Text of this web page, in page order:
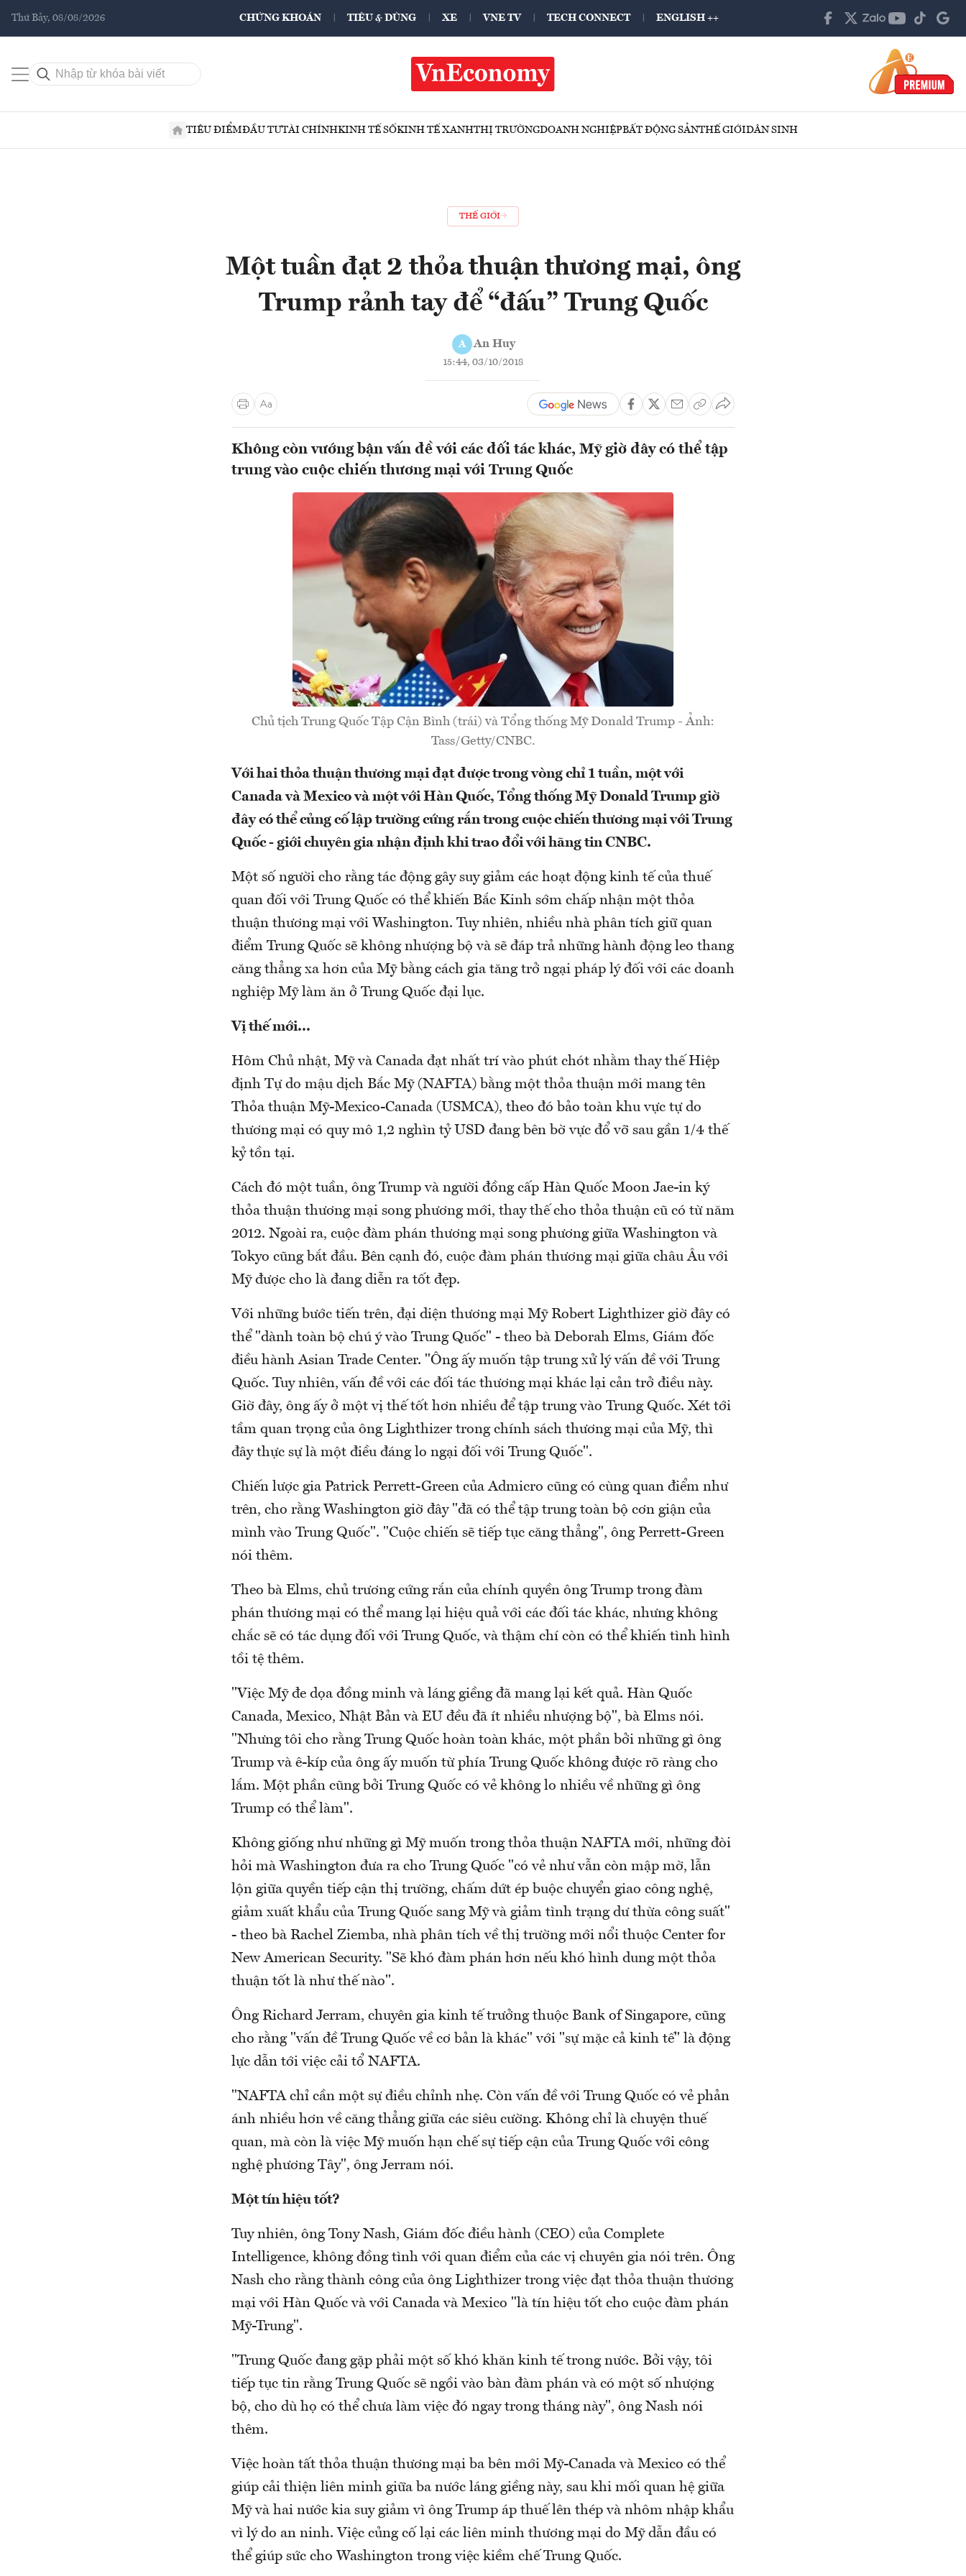
Thứ Bảy, 08/08/2026 CHỨNG KHOÁN TIÊU & DÙNG XE VNE TV TECH CONNECT ENGLISH ++
TIÊU ĐIỂMĐẦU TƯTÀI CHÍNHKINH TẾ SỐKINH TẾ XANHTHỊ TRƯỜNGDOANH NGHIỆPBẤT ĐỘNG SẢNTHẾ GIỚIDÂN SINH
THẾ GIỚI
Một tuần đạt 2 thỏa thuận thương mại, ông
Trump rảnh tay để “đấu” Trung Quốc
A An Huy
15:44, 03/10/2018
Không còn vướng bận vấn đề với các đối tác khác, Mỹ giờ đây có thể tập
trung vào cuộc chiến thương mại với Trung Quốc
Chủ tịch Trung Quốc Tập Cận Bình (trái) và Tổng thống Mỹ Donald Trump - Ảnh:
Tass/Getty/CNBC.
Với hai thỏa thuận thương mại đạt được trong vòng chỉ 1 tuần, một với
Canada và Mexico và một với Hàn Quốc, Tổng thống Mỹ Donald Trump giờ
đây có thể củng cố lập trường cứng rắn trong cuộc chiến thương mại với Trung
Quốc - giới chuyên gia nhận định khi trao đổi với hãng tin CNBC.
Một số người cho rằng tác động gây suy giảm các hoạt động kinh tế của thuế
quan đối với Trung Quốc có thể khiến Bắc Kinh sớm chấp nhận một thỏa
thuận thương mại với Washington. Tuy nhiên, nhiều nhà phân tích giữ quan
điểm Trung Quốc sẽ không nhượng bộ và sẽ đáp trả những hành động leo thang
căng thẳng xa hơn của Mỹ bằng cách gia tăng trở ngại pháp lý đối với các doanh
nghiệp Mỹ làm ăn ở Trung Quốc đại lục.
Vị thế mới...
Hôm Chủ nhật, Mỹ và Canada đạt nhất trí vào phút chót nhằm thay thế Hiệp
định Tự do mậu dịch Bắc Mỹ (NAFTA) bằng một thỏa thuận mới mang tên
Thỏa thuận Mỹ-Mexico-Canada (USMCA), theo đó bảo toàn khu vực tự do
thương mại có quy mô 1,2 nghìn tỷ USD đang bên bờ vực đổ vỡ sau gần 1/4 thế
kỷ tồn tại.
Cách đó một tuần, ông Trump và người đồng cấp Hàn Quốc Moon Jae-in ký
thỏa thuận thương mại song phương mới, thay thế cho thỏa thuận cũ có từ năm
2012. Ngoài ra, cuộc đàm phán thương mại song phương giữa Washington và
Tokyo cũng bắt đầu. Bên cạnh đó, cuộc đàm phán thương mại giữa châu Âu với
Mỹ được cho là đang diễn ra tốt đẹp.
Với những bước tiến trên, đại diện thương mại Mỹ Robert Lighthizer giờ đây có
thể "dành toàn bộ chú ý vào Trung Quốc" - theo bà Deborah Elms, Giám đốc
điều hành Asian Trade Center. "Ông ấy muốn tập trung xử lý vấn đề với Trung
Quốc. Tuy nhiên, vấn đề với các đối tác thương mại khác lại cản trở điều này.
Giờ đây, ông ấy ở một vị thế tốt hơn nhiều để tập trung vào Trung Quốc. Xét tới
tầm quan trọng của ông Lighthizer trong chính sách thương mại của Mỹ, thì
đây thực sự là một điều đáng lo ngại đối với Trung Quốc".
Chiến lược gia Patrick Perrett-Green của Admicro cũng có cùng quan điểm như
trên, cho rằng Washington giờ đây "đã có thể tập trung toàn bộ cơn giận của
mình vào Trung Quốc". "Cuộc chiến sẽ tiếp tục căng thẳng", ông Perrett-Green
nói thêm.
Theo bà Elms, chủ trương cứng rắn của chính quyền ông Trump trong đàm
phán thương mại có thể mang lại hiệu quả với các đối tác khác, nhưng không
chắc sẽ có tác dụng đối với Trung Quốc, và thậm chí còn có thể khiến tình hình
tồi tệ thêm.
"Việc Mỹ đe dọa đồng minh và láng giềng đã mang lại kết quả. Hàn Quốc
Canada, Mexico, Nhật Bản và EU đều đã ít nhiều nhượng bộ", bà Elms nói.
"Nhưng tôi cho rằng Trung Quốc hoàn toàn khác, một phần bởi những gì ông
Trump và ê-kíp của ông ấy muốn từ phía Trung Quốc không được rõ ràng cho
lắm. Một phần cũng bởi Trung Quốc có vẻ không lo nhiều về những gì ông
Trump có thể làm".
Không giống như những gì Mỹ muốn trong thỏa thuận NAFTA mới, những đòi
hỏi mà Washington đưa ra cho Trung Quốc "có vẻ như vẫn còn mập mờ, lẫn
lộn giữa quyền tiếp cận thị trường, chấm dứt ép buộc chuyển giao công nghệ,
giảm xuất khẩu của Trung Quốc sang Mỹ và giảm tình trạng dư thừa công suất"
- theo bà Rachel Ziemba, nhà phân tích về thị trường mới nổi thuộc Center for
New American Security. "Sẽ khó đàm phán hơn nếu khó hình dung một thỏa
thuận tốt là như thế nào".
Ông Richard Jerram, chuyên gia kinh tế trưởng thuộc Bank of Singapore, cũng
cho rằng "vấn đề Trung Quốc về cơ bản là khác" với "sự mặc cả kinh tế" là động
lực dẫn tới việc cải tổ NAFTA.
"NAFTA chỉ cần một sự điều chỉnh nhẹ. Còn vấn đề với Trung Quốc có vẻ phản
ánh nhiều hơn về căng thẳng giữa các siêu cường. Không chỉ là chuyện thuế
quan, mà còn là việc Mỹ muốn hạn chế sự tiếp cận của Trung Quốc với công
nghệ phương Tây", ông Jerram nói.
Một tín hiệu tốt?
Tuy nhiên, ông Tony Nash, Giám đốc điều hành (CEO) của Complete
Intelligence, không đồng tình với quan điểm của các vị chuyên gia nói trên. Ông
Nash cho rằng thành công của ông Lighthizer trong việc đạt thỏa thuận thương
mại với Hàn Quốc và với Canada và Mexico "là tín hiệu tốt cho cuộc đàm phán
Mỹ-Trung".
"Trung Quốc đang gặp phải một số khó khăn kinh tế trong nước. Bởi vậy, tôi
tiếp tục tin rằng Trung Quốc sẽ ngồi vào bàn đàm phán và có một số nhượng
bộ, cho dù họ có thể chưa làm việc đó ngay trong tháng này", ông Nash nói
thêm.
Việc hoàn tất thỏa thuận thương mại ba bên mới Mỹ-Canada và Mexico có thể
giúp cải thiện liên minh giữa ba nước láng giềng này, sau khi mối quan hệ giữa
Mỹ và hai nước kia suy giảm vì ông Trump áp thuế lên thép và nhôm nhập khẩu
vì lý do an ninh. Việc củng cố lại các liên minh thương mại do Mỹ dẫn đầu có
thể giúp sức cho Washington trong việc kiềm chế Trung Quốc.